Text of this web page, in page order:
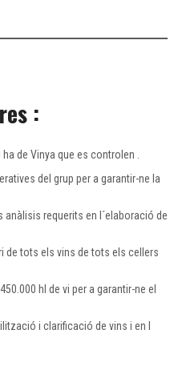
:
de Vinya que es controlen .
del grup per a garantir-ne la
requerits en l´elaboració de
de tots els vins de tots els cellers
hl de vi per a garantir-ne el
i clarificació de vins i en l